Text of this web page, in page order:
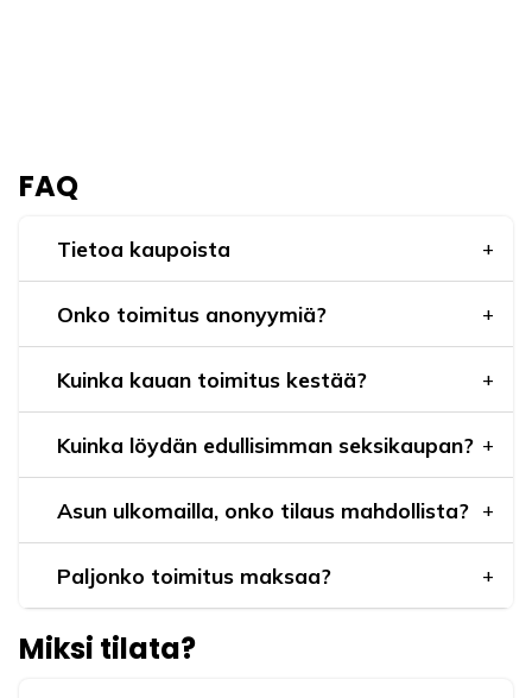
FAQ
Tietoa kaupoista
Onko toimitus anonyymiä?
Kuinka kauan toimitus kestää?
Kuinka löydän edullisimman seksikaupan?
Asun ulkomailla, onko tilaus mahdollista?
Paljonko toimitus maksaa?
Miksi tilata?